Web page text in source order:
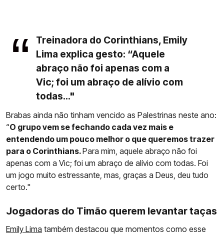
Treinadora do Corinthians, Emily
Lima explica gesto: “Aquele
abraço não foi apenas com a
Vic; foi um abraço de alívio com
todas..."
Brabas ainda não tinham vencido as Palestrinas neste ano:
“O grupo vem se fechando cada vez mais e
entendendo um pouco melhor o que queremos trazer
para o Corinthians.Para mim, aquele abraço não foi
apenas com a Vic; foi um abraço de alívio com todas. Foi
um jogo muito estressante, mas, graças a Deus, deu tudo
certo."
Jogadoras do Timão querem levantar taças
Emily Lima também destacou que momentos como esse